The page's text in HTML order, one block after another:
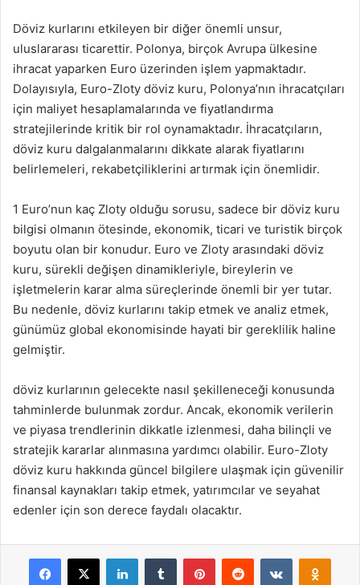
Döviz kurlarını etkileyen bir diğer önemli unsur,
uluslararası ticarettir. Polonya, birçok Avrupa ülkesine
ihracat yaparken Euro üzerinden işlem yapmaktadır.
Dolayısıyla, Euro-Zloty döviz kuru, Polonya’nın ihracatçıları
için maliyet hesaplamalarında ve fiyatlandırma
stratejilerinde kritik bir rol oynamaktadır. İhracatçıların,
döviz kuru dalgalanmalarını dikkate alarak fiyatlarını
belirlemeleri, rekabetçiliklerini artırmak için önemlidir.
1 Euro’nun kaç Zloty olduğu sorusu, sadece bir döviz kuru
bilgisi olmanın ötesinde, ekonomik, ticari ve turistik birçok
boyutu olan bir konudur. Euro ve Zloty arasındaki döviz
kuru, sürekli değişen dinamikleriyle, bireylerin ve
işletmelerin karar alma süreçlerinde önemli bir yer tutar.
Bu nedenle, döviz kurlarını takip etmek ve analiz etmek,
günümüz global ekonomisinde hayati bir gereklilik haline
gelmiştir.
döviz kurlarının gelecekte nasıl şekilleneceği konusunda
tahminlerde bulunmak zordur. Ancak, ekonomik verilerin
ve piyasa trendlerinin dikkatle izlenmesi, daha bilinçli ve
stratejik kararlar alınmasına yardımcı olabilir. Euro-Zloty
döviz kuru hakkında güncel bilgilere ulaşmak için güvenilir
finansal kaynakları takip etmek, yatırımcılar ve seyahat
edenler için son derece faydalı olacaktır.
Facebook
X LinkedInTumblr PinterestReddit VKontakte